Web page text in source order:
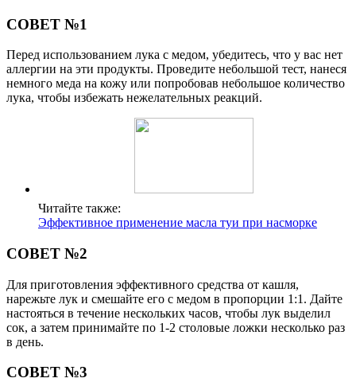
СОВЕТ №1
Перед использованием лука с медом, убедитесь, что у вас нет
аллергии на эти продукты. Проведите небольшой тест, нанеся
немного меда на кожу или попробовав небольшое количество
лука, чтобы избежать нежелательных реакций.
Читайте также:
Эффективное применение масла туи при насморке
СОВЕТ №2
Для приготовления эффективного средства от кашля,
нарежьте лук и смешайте его с медом в пропорции 1:1. Дайте
настояться в течение нескольких часов, чтобы лук выделил
сок, а затем принимайте по 1-2 столовые ложки несколько раз
в день.
СОВЕТ №3